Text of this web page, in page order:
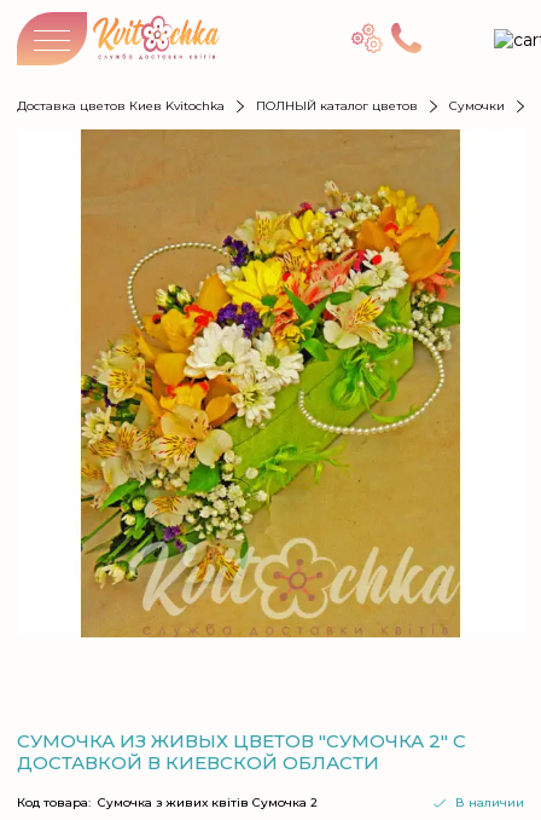
Доставка цветов Киев Kvitochka ПОЛНЫЙ каталог цветов Сумочки
СУМОЧКА ИЗ ЖИВЫХ ЦВЕТОВ "СУМОЧКА 2" С
ДОСТАВКОЙ В КИЕВСКОЙ ОБЛАСТИ
В наличии
Код товара: Сумочка з живих квітів Сумочка 2